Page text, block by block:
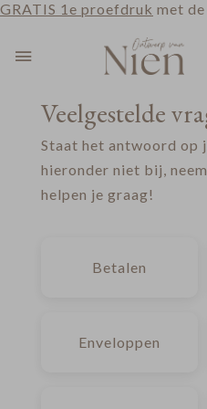
GRATIS 1e proefdruk met
Veelgestelde
Staat het antwoord op
hieronder niet bij,
helpen je graag!
Betalen
Enveloppen